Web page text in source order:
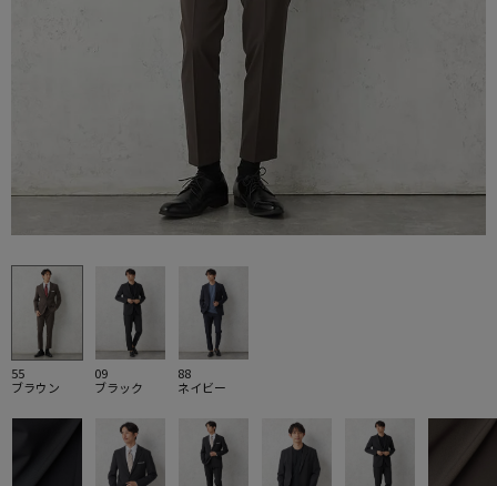
55
ブラウン
09
ブラック
88
ネイビー